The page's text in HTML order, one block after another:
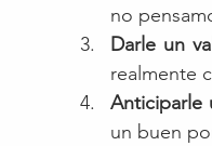
no
Darle un
realmente
Anticiparle
un buen